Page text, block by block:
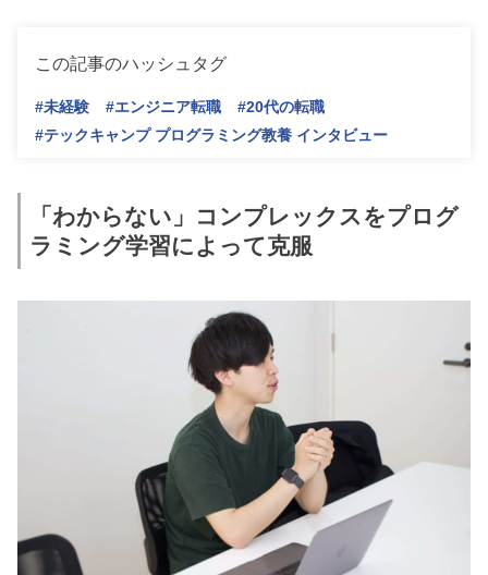
この記事のハッシュタグ
#未経験 #エンジニア転職
#20代の転職
#テックキャンプ プログラミング教養 インタビュー
「わからない」コンプレックスをプログ
ラミング学習によって克服